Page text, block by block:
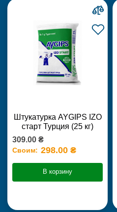
Штукатурка AYGIPS IZO
старт Турция (25 кг)
309.00 ₴
Своим: 298.00 ₴
В корзину